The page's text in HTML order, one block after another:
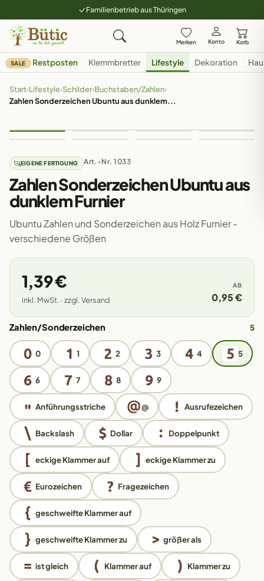
Familienbetrieb aus Thüringen
Merken Konto Korb
SALE Restposten Klemmbretter Lifestyle Dekoration
Start›Lifestyle›Schilder›Buchstaben/Zahlen›
Zahlen Sonderzeichen Ubuntu aus dunklem...
EIGENE FERTIGUNG Art.-Nr. 1033
Zahlen Sonderzeichen Ubuntu aus
dunklem Furnier
Ubuntu Zahlen und Sonderzeichen aus Holz Furnier -
verschiedene Größen
1,39 €
inkl. MwSt. · zzgl. Versand
AB
0,95 €
Zahlen/Sonderzeichen 5
0 1 2 3 4 5
6 7 8 9
Anführungsstriche @ Ausrufezeichen
Backslash Dollar Doppelpunkt
eckige Klammer auf eckige Klammer zu
Eurozeichen Fragezeichen
geschweifte Klammer auf
geschweifte Klammer zu größer als
ist gleich Klammer auf Klammer zu